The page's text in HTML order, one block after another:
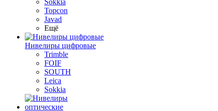
Sokkia
Topcon
Javad
Ещё
Нивелиры цифровые
Trimble
FOIF
SOUTH
Leica
Sokkia